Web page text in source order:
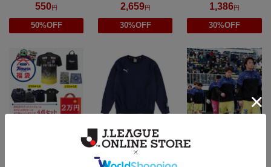
550円
50%OFF
2,659円
30%OFF
1,386円
30%OFF
2023大分トリニータ福袋
大分トリニータ
TRINITA×PUMA クルーネ
ックスウェット
4,680 円